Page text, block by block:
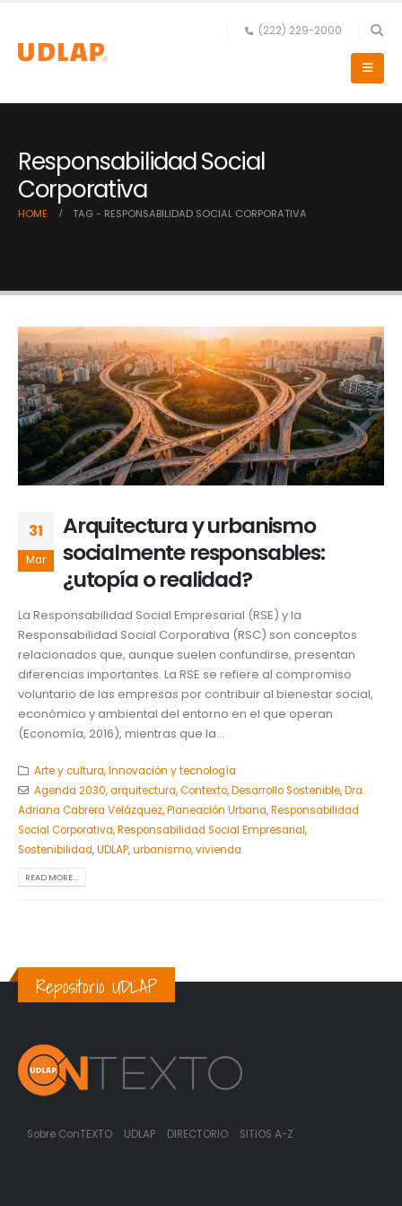
(222) 229-2000
Responsabilidad Social
Corporativa
HOME TAG - RESPONSABILIDAD SOCIAL CORPORATIVA
31
Mar
Arquitectura y urbanismo
socialmente responsables:
¿utopía o realidad?
La Responsabilidad Social Empresarial (RSE) y la
Responsabilidad Social Corporativa (RSC) son conceptos
relacionados que, aunque suelen confundirse, presentan
diferencias importantes. La RSE se refiere al compromiso
voluntario de las empresas por contribuir al bienestar social,
económico y ambiental del entorno en el que operan
(Economía, 2016), mientras que la...
Arte y cultura,Innovación y tecnología
Agenda 2030,arquitectura,Contexto,Desarrollo Sostenible,Dra.
Adriana Cabrera Velázquez,Planeación Urbana,Responsabilidad
Social Corporativa,Responsabilidad Social Empresarial,
Sostenibilidad,UDLAP,urbanismo,vivienda
READ MORE...
Repositorio UDLAP
Sobre ConTEXTO UDLAP DIRECTORIO SITIOS A-Z